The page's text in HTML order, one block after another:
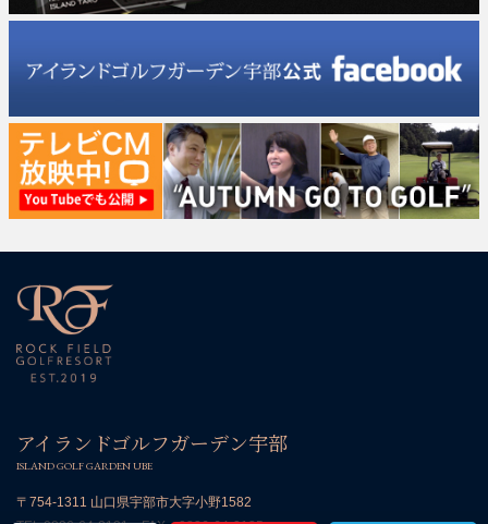
アイランドゴルフガーデン宇部
ISLAND GOLF GARDEN UBE
〒754-1311 山口県宇部市大字小野1582